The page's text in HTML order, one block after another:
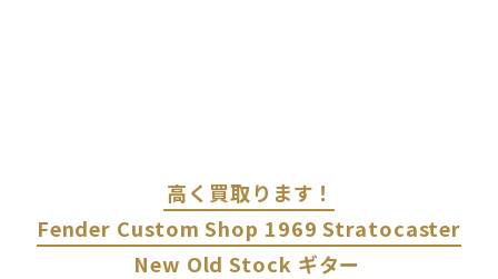
高く買取ります！
Fender Custom Shop 1969 Stratocaster
New Old Stock ギター